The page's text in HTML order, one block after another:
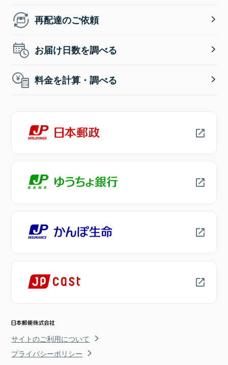
再配達のご依頼
お届け日数を調べる
料金を計算・調べる
サイトのご利用について
プライバシーポリシー